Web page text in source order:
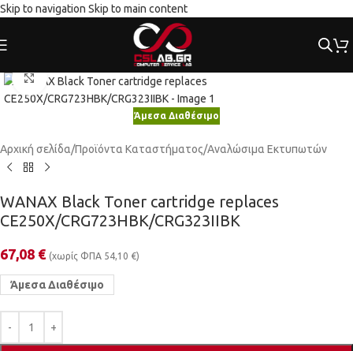
Skip to navigation Skip to main content
Κλικ για μεγέθυνση
Άμεσα Διαθέσιμο
Αρχική σελίδα/Προϊόντα Καταστήματος/Αναλώσιμα Εκτυπωτών
WANAX Black Toner cartridge replaces
CE250X/CRG723HBK/CRG323IIBK
67,08 € (χωρίς ΦΠΑ 54,10 €)
Άμεσα Διαθέσιμο